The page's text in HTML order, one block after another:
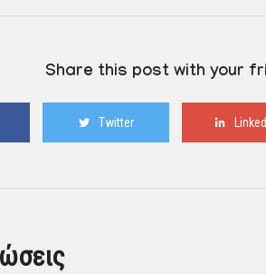
Share this post with your
Twitter